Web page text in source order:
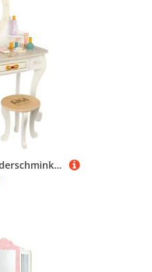
Unique Nature Kinderschminktisch Mia Holz Weiß/Gold 90x60x30 cm mit Spiegel, Schublade & Hocker – Schminktisch Kinderzimmer ab 3 Jahren inkl. Zubehör